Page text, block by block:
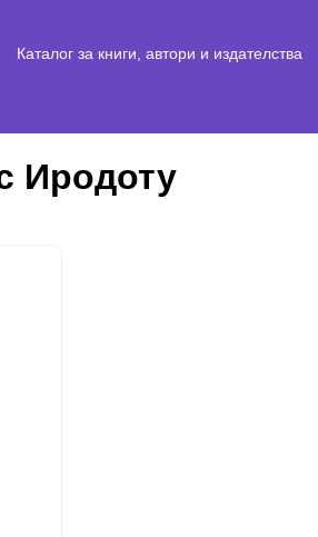
Каталог за книги, автори и издателства
Иродоту